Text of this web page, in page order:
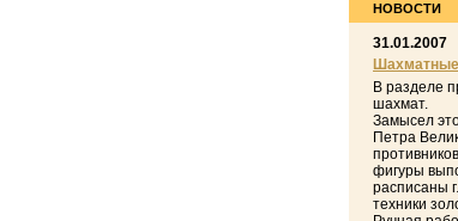
НОВОСТИ
31.01.2007
В разделе
шахмат.
Замысел
Петра
фигуры
расписаны
техники